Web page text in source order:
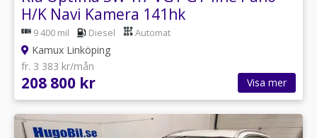
H/K Navi Kamera 141hk
9 400 mil Diesel Automat
Kamux Linköping
fr. 3 383 kr/mån
208 800 kr Visa mer